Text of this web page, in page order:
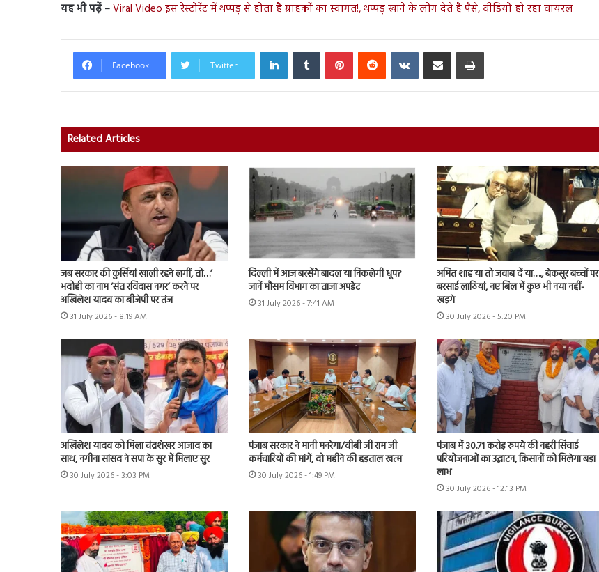
यह भी पढ़ें –Viral Video इस रेस्टोरेंट में थप्पड़ से होता है ग्राहकों का स्वागत!, थप्पड़ खाने के लोग देते है पैसे, वीडियो हो रहा वायरल
Facebook Twitter
LinkedInTumblr PinterestReddit VKontakteShare via Email Print
Related Articles
जब सरकार की कुर्सियां खाली रहने लगीं, तो…’
भदोही का नाम ‘संत रविदास नगर’ करने पर
अखिलेश यादव का बीजेपी पर तंज
31 July 2026 - 8:19 AM
दिल्ली में आज बरसेंगे बादल या निकलेगी धूप?
जानें मौसम विभाग का ताजा अपडेट
31 July 2026 - 7:41 AM
अमित शाह या तो जवाब दें या…., बेकसूर बच्चों पर
बरसाई लाठियां, नए बिल में कुछ भी नया नहीं-
खड़गे
30 July 2026 - 5:20 PM
अखिलेश यादव को मिला चंद्रशेखर आजाद का
साथ, नगीना सांसद ने सपा के सुर में मिलाए सुर
30 July 2026 - 3:03 PM
पंजाब सरकार ने मानी मनरेगा/वीबी जी राम जी
कर्मचारियों की मांगें, दो महीने की हड़ताल खत्म
30 July 2026 - 1:49 PM
पंजाब में 30.71 करोड़ रुपये की नहरी सिंचाई
परियोजनाओं का उद्घाटन, किसानों को मिलेगा बड़ा
लाभ
30 July 2026 - 12:13 PM